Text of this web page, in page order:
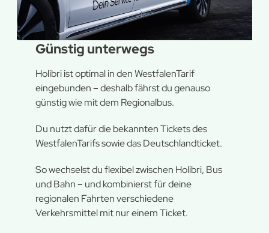
Günstig unterwegs
Holibri ist optimal in den WestfalenTarif
eingebunden – deshalb fährst du genauso
günstig wie mit dem Regionalbus.
Du nutzt dafür die bekannten Tickets des
WestfalenTarifs sowie das Deutschlandticket.
So wechselst du flexibel zwischen Holibri, Bus
und Bahn – und kombinierst für deine
regionalen Fahrten verschiedene
Verkehrsmittel mit nur einem Ticket.